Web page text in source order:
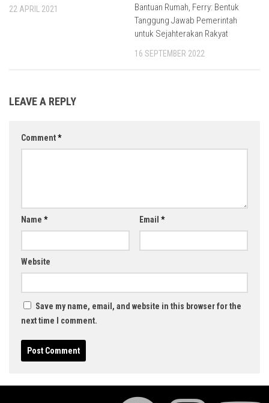
22 APRIL 2021
Bantuan Rumah, Ferry: Bentuk
Tanggung Jawab Pemerintah
untuk Sejahterakan Rakyat
16 SEPTEMBER 2022
LEAVE A REPLY
Comment*
Name * Email *
Website
Save my name, email, and website in this browser for the
next time I comment.